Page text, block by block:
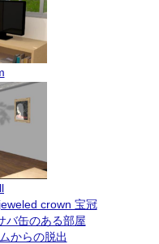
crown 宝冠
缶のある部屋
からの脱出